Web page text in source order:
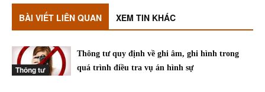
BÀI VIẾT LIÊN QUAN XEM TIN KHÁC
Thông tư
Thông tư quy định về ghi âm, ghi hình trong
quá trình điều tra vụ án hình sự